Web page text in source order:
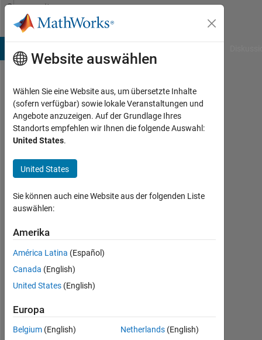
Weiter zum Inhalt
Community
Profile
Michael
Last
seen:
mehr
als 6
Jahre
|
Aktiv
2013
Followers:
0
Website auswählen
Wählen Sie eine Website aus, um übersetzte Inhalte
(sofern verfügbar) sowie lokale Veranstaltungen und
Angebote anzuzeigen. Auf der Grundlage Ihres
Standorts empfehlen wir Ihnen die folgende Auswahl:
United States.
United States
Sie können auch eine Website aus der folgenden Liste
auswählen:
Amerika
América Latina (Español)
Canada (English)
United States (English)
Europa
Belgium (English)
Netherlands (English)